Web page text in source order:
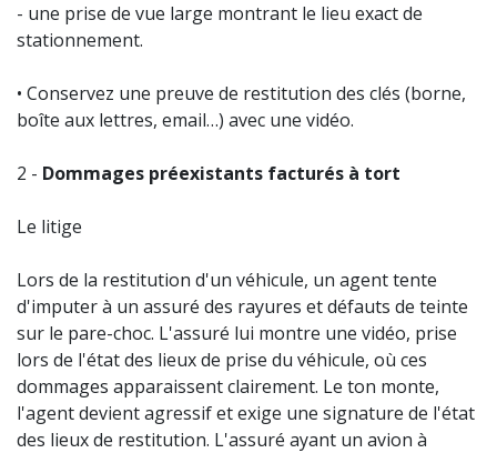
- une prise de vue large montrant le lieu exact de
stationnement.
• Conservez une preuve de restitution des clés (borne,
boîte aux lettres, email…) avec une vidéo.
2 - Dommages préexistants facturés à tort
Le litige
Lors de la restitution d'un véhicule, un agent tente
d'imputer à un assuré des rayures et défauts de teinte
sur le pare-choc. L'assuré lui montre une vidéo, prise
lors de l'état des lieux de prise du véhicule, où ces
dommages apparaissent clairement. Le ton monte,
l'agent devient agressif et exige une signature de l'état
des lieux de restitution. L'assuré ayant un avion à